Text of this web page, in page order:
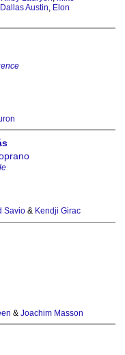
Dallas Austin, Elon
Savio & Kendji Girac
& Joachim Masson